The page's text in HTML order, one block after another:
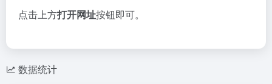
点击上方打开网址按钮即可。
数据统计